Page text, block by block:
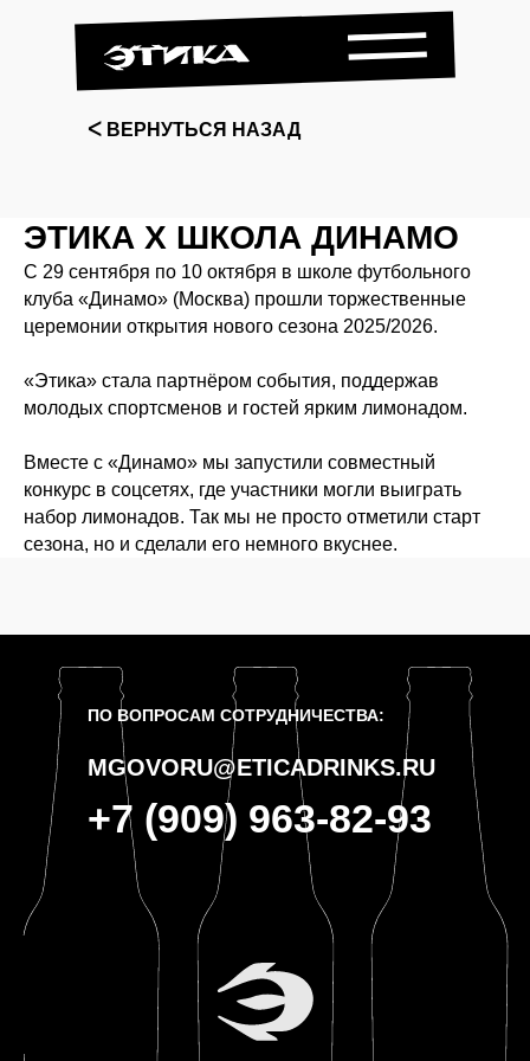
ᐸ ВЕРНУТЬСЯ НАЗАД
ЭТИКА Х ШКОЛА ДИНАМО
С 29 сентября по 10 октября в школе футбольного
клуба «Динамо» (Москва) прошли торжественные
церемонии открытия нового сезона 2025/2026.
«Этика» стала партнёром события, поддержав
молодых спортсменов и гостей ярким лимонадом.
Вместе с «Динамо» мы запустили совместный
конкурс в соцсетях, где участники могли выиграть
набор лимонадов. Так мы не просто отметили старт
сезона, но и сделали его немного вкуснее.
ПО ВОПРОСАМ СОТРУДНИЧЕСТВА:
MGOVORU@ETICADRINKS.RU
+7 (909) 963-82-93